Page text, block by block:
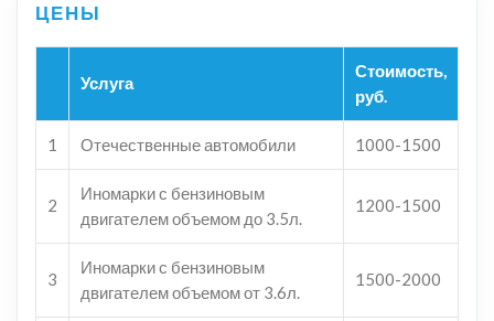
Услуга
Стоимость,
руб.
1 Отечественные автомобили 1000-1500
2
Иномарки с бензиновым
двигателем объемом до 3.5л.
1200-1500
3
Иномарки с бензиновым
двигателем объемом от 3.6л.
1500-2000